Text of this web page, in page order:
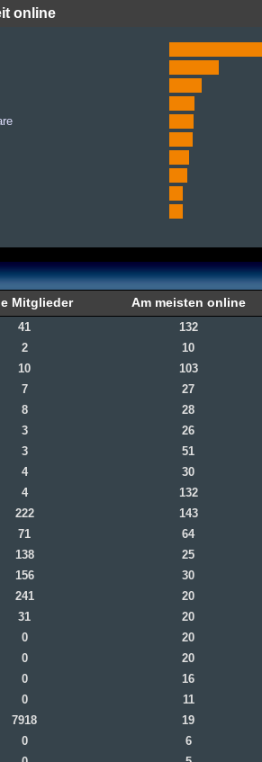
online
Mitglieder Am meisten online
41 132
2 10
10 103
7 27
8 28
3 26
3 51
4 30
4 132
222 143
71 64
138 25
156 30
241 20
31 20
0 20
0 20
0 16
0 11
7918 19
0 6